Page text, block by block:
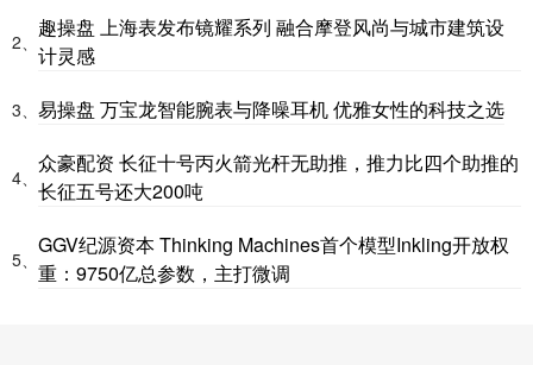
2、
趣操盘 上海表发布镜耀系列 融合摩登风尚与城市建筑设
计灵感
3、 易操盘 万宝龙智能腕表与降噪耳机 优雅女性的科技之选
4、
众豪配资 长征十号丙火箭光杆无助推，推力比四个助推的
长征五号还大200吨
5、
GGV纪源资本 Thinking Machines首个模型Inkling开放权
重：9750亿总参数，主打微调